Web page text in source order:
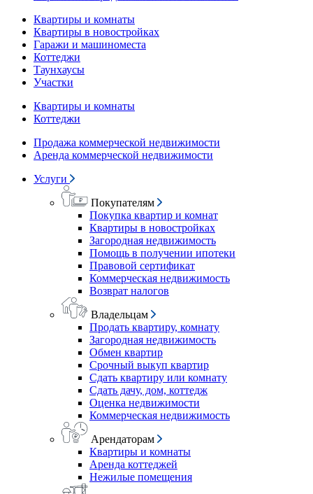
Квартиры и комнаты
Квартиры в новостройках
Гаражи и машиноместа
Коттеджи
Таунхаусы
Участки
Квартиры и комнаты
Коттеджи
Продажа коммерческой недвижимости
Аренда коммерческой недвижимости
Услуги
Покупателям
Покупка квартир и комнат
Квартиры в новостройках
Загородная недвижимость
Помощь в получении ипотеки
Правовой сертификат
Коммерческая недвижимость
Возврат налогов
Владельцам
Продать квартиру, комнату
Загородная недвижимость
Обмен квартир
Срочный выкуп квартир
Сдать квартиру или комнату
Сдать дачу, дом, коттедж
Оценка недвижимости
Коммерческая недвижимость
Арендаторам
Квартиры и комнаты
Аренда коттеджей
Нежилые помещения